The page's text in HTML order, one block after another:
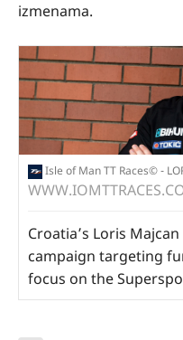
izmenama.
Isle of Man TT Races© - LORIS MAJCAN
Croatia’s Loris
campaign targeting
focus on the